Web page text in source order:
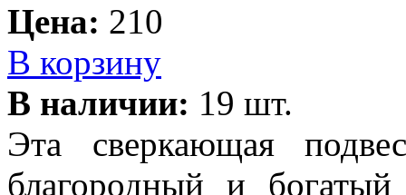
Цена: 210
В корзину
В наличии: 19 шт.
Эта сверкающая
благородный и